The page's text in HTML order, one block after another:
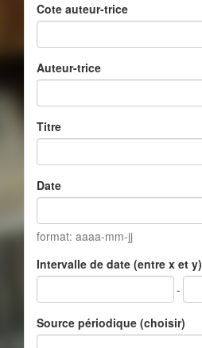
Cote auteur-trice
Auteur-trice
Titre
Date
format: aaaa-mm-jj
Intervalle de date (entre x et y)
-
Source périodique (choisir)